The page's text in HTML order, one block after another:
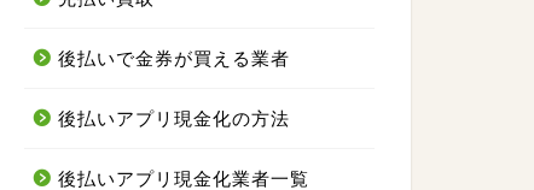
後払いで金券が買える業者
後払いアプリ現金化の方法
後払いアプリ現金化業者一覧